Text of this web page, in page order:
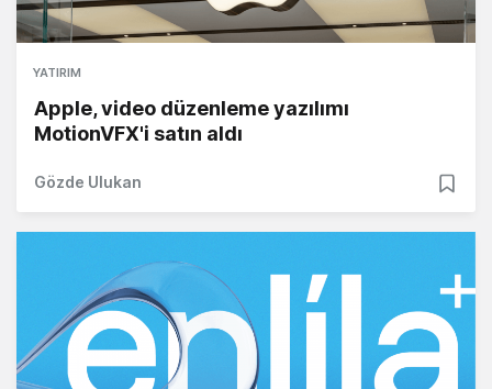
YATIRIM
Apple, video düzenleme yazılımı
MotionVFX'i satın aldı
Gözde Ulukan